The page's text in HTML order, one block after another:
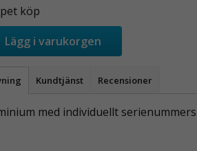
köp
Lägg i varukorgen
Kundtjänst Recensioner
med individuellt